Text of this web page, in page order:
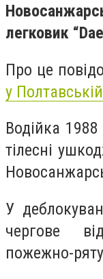
легковик
Про це
у
Водійка
тілесні
У
чергове
пожежно-